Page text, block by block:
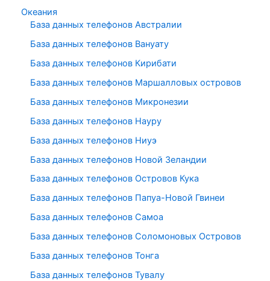
Океания
База данных телефонов Австралии
База данных телефонов Вануату
База данных телефонов Кирибати
База данных телефонов Маршалловых островов
База данных телефонов Микронезии
База данных телефонов Науру
База данных телефонов Ниуэ
База данных телефонов Новой Зеландии
База данных телефонов Островов Кука
База данных телефонов Папуа-Новой Гвинеи
База данных телефонов Самоа
База данных телефонов Соломоновых Островов
База данных телефонов Тонга
База данных телефонов Тувалу